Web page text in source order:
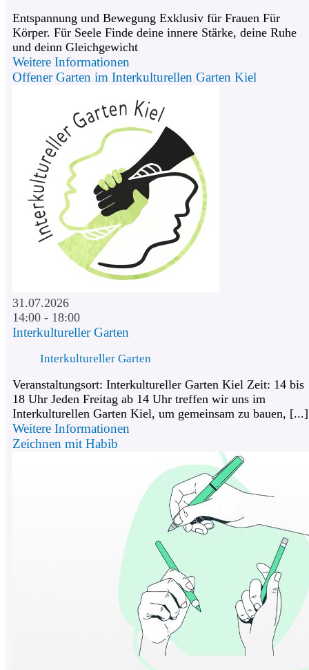
Entspannung und Bewegung Exklusiv für Frauen Für
Körper. Für Seele Finde deine innere Stärke, deine Ruhe
und deinn Gleichgewicht
Weitere Informationen
Offener Garten im Interkulturellen Garten Kiel
31.07.2026
14:00 - 18:00
Interkultureller Garten
Interkultureller Garten
Veranstaltungsort: Interkultureller Garten Kiel Zeit: 14 bis
18 Uhr Jeden Freitag ab 14 Uhr treffen wir uns im
Interkulturellen Garten Kiel, um gemeinsam zu bauen, [...]
Weitere Informationen
Zeichnen mit Habib